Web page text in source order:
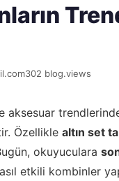
302 blog.views
aksesuar
Özellikle altın set
okuyuculara
etkili kombinler